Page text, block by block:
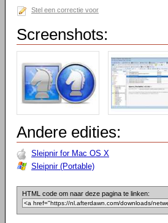
Stel een correctie voor
Screenshots:
Andere edities:
Sleipnir for Mac OS X
Sleipnir (Portable)
HTML code om naar deze pagina te linken: